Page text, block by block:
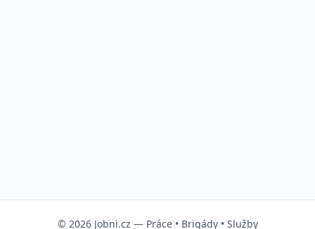
© 2026 Jobni.cz — Práce• Brigády• Služby